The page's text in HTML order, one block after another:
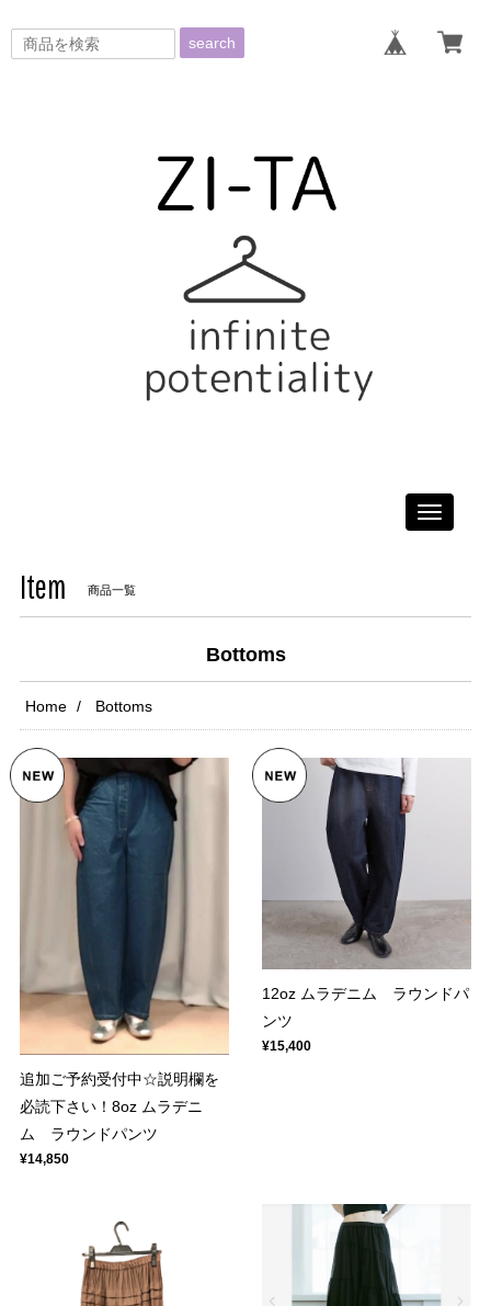
search
Toggle
Item 商品一覧
Bottoms
Home Bottoms
追加ご予約受付中☆説明欄を
必読下さい！8oz ムラデニ
ム ラウンドパンツ
¥14,850
12oz ムラデニム ラウンドパ
ンツ
¥15,400